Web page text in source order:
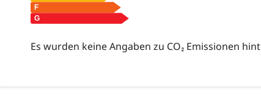
Es wurden keine Angaben zu CO₂ Emissionen